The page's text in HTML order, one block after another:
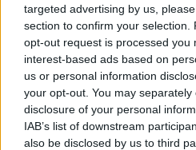
targeted advertising by us,
section to confirm your selection.
opt-out request is processed you
interest-based ads based on
us or personal information
your opt-out. You may
disclosure of your personal
IAB’s list of downstream
also be disclosed by us to third